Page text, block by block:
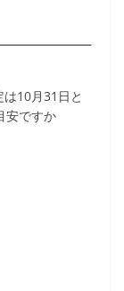
10月31日と
安ですか